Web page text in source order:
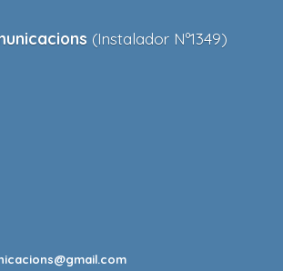
(Instalador Nº1349)